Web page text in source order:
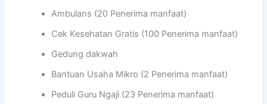
Ambulans (20 Penerima manfaat)
Cek Kesehatan Gratis (100 Penerima manfaat)
Gedung dakwah
Bantuan Usaha Mikro (2 Penerima manfaat)
Peduli Guru Ngaji (23 Penerima manfaat)